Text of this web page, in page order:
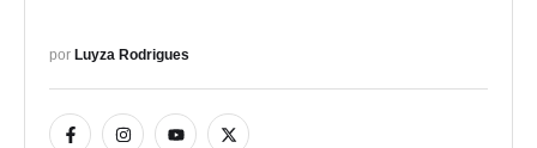
por Luyza Rodrigues